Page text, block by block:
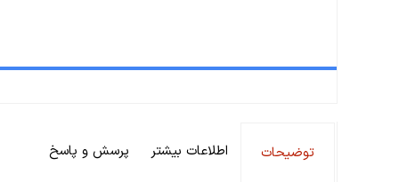
توضیحات اطلاعات بیشتر پرسش و پاسخ